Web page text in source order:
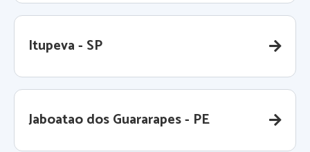
Itupeva - SP
Jaboatao dos Guararapes - PE